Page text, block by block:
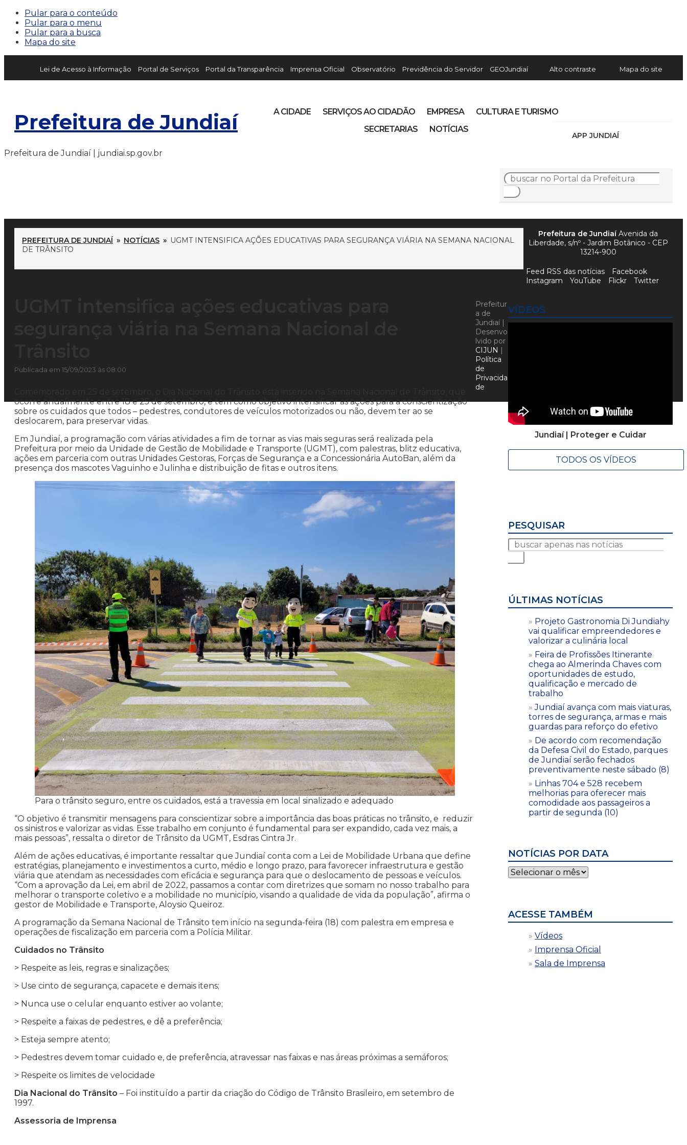
Pular para o conteúdo
Pular para o menu
Pular para a busca
Mapa do site
Lei de Acesso à Informação Portal de Serviços Portal da Transparência Imprensa Oficial Observatório Previdência do Servidor GEOJundiaí Alto contraste Mapa do site
Prefeitura de Jundiaí
APP JUNDIAÍ
A CIDADE SERVIÇOS AO CIDADÃO EMPRESA
CULTURA E TURISMO
SECRETARIAS
NOTÍCIAS
Prefeitura de Jundiaí | jundiai.sp.gov.br
PREFEITURA DE JUNDIAÍ » NOTÍCIAS » UGMT INTENSIFICA AÇÕES EDUCATIVAS PARA SEGURANÇA VIÁRIA NA SEMANA NACIONAL
DE TRÂNSITO
Publicada em 15/09/2023 às 08:00
ocorre anualmente entre 18 e 25 de setembro, e tem como objetivo intensificar as ações para a conscientização
sobre os cuidados que todos – pedestres, condutores de veículos motorizados ou não, devem ter ao se
deslocarem, para preservar vidas.
Em Jundiaí, a programação com várias atividades a fim de tornar as vias mais seguras será realizada pela
Prefeitura por meio da Unidade de Gestão de Mobilidade e Transporte (UGMT), com palestras, blitz educativa,
ações em parceria com outras Unidades Gestoras, Forças de Segurança e a Concessionária AutoBan, além da
presença dos mascotes Vaguinho e Julinha e distribuição de fitas e outros itens.
Para o trânsito seguro, entre os cuidados, está a travessia em local sinalizado e adequado
“O objetivo é transmitir mensagens para conscientizar sobre a importância das boas práticas no trânsito, e reduzir
os sinistros e valorizar as vidas. Esse trabalho em conjunto é fundamental para ser expandido, cada vez mais, a
mais pessoas”, ressalta o diretor de Trânsito da UGMT, Esdras Cintra Jr.
Além de ações educativas, é importante ressaltar que Jundiaí conta com a Lei de Mobilidade Urbana que define
estratégias, planejamento e investimentos a curto, médio e longo prazo, para favorecer infraestrutura e gestão
viária que atendam as necessidades com eficácia e segurança para que o deslocamento de pessoas e veículos.
“Com a aprovação da Lei, em abril de 2022, passamos a contar com diretrizes que somam no nosso trabalho para
melhorar o transporte coletivo e a mobilidade no município, visando a qualidade de vida da população”, afirma o
gestor de Mobilidade e Transporte, Aloysio Queiroz.
A programação da Semana Nacional de Trânsito tem início na segunda-feira (18) com palestra em empresa e
operações de fiscalização em parceria com a Polícia Militar.
Cuidados no Trânsito
> Respeite as leis, regras e sinalizações;
> Use cinto de segurança, capacete e demais itens;
> Nunca use o celular enquanto estiver ao volante;
> Respeite a faixas de pedestres, e dê a preferência;
> Esteja sempre atento;
> Pedestres devem tomar cuidado e, de preferência, atravessar nas faixas e nas áreas próximas a semáforos;
> Respeite os limites de velocidade
Dia Nacional do Trânsito – Foi instituído a partir da criação do Código de Trânsito Brasileiro, em setembro de
1997.
Assessoria de Imprensa
VÍDEOS
Jundiaí | Proteger e Cuidar
TODOS OS VÍDEOS
PESQUISAR
ÚLTIMAS NOTÍCIAS
Projeto Gastronomia Di Jundiahy
vai qualificar empreendedores e
valorizar a culinária local
Feira de Profissões Itinerante
chega ao Almerinda Chaves com
oportunidades de estudo,
qualificação e mercado de
trabalho
Jundiaí avança com mais viaturas,
torres de segurança, armas e mais
guardas para reforço do efetivo
De acordo com recomendação
da Defesa Civil do Estado, parques
de Jundiaí serão fechados
preventivamente neste sábado (8)
Linhas 704 e 528 recebem
melhorias para oferecer mais
comodidade aos passageiros a
partir de segunda (10)
NOTÍCIAS POR DATA
Notícias
por
ACESSE TAMBÉM
Vídeos
Imprensa Oficial
Sala de Imprensa
Prefeitura de JundiaíAvenida da
Liberdade, s/nº - Jardim Botânico - CEP
13214-900
Feed RSS das notícias
Facebook
Instagram
YouTube Flickr Twitter
Prefeitur
a de
Jundiaí |
Desenvo
lvido por
CIJUN |
Política
de
Privacida
de